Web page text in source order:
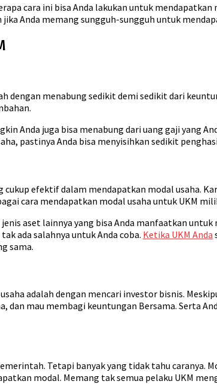
cara ini bisa Anda lakukan untuk
Anda memang sungguh-sungguh untuk
dengan menabung sedikit demi sedikit dari
Anda juga bisa menabung dari uang gaji yang
pastinya Anda bisa menyisihkan sedikit
efektif dalam mendapatkan modal usaha.
cara mendapatkan modal usaha untuk UKM
aset lainnya yang bisa Anda manfaatkan
ada salahnya untuk Anda coba. Ketika UKM Anda
sama.
adalah dengan mencari investor bisnis.
dan mau membagi keuntungan Bersama. Serta
Tetapi banyak yang tidak tahu caranya.
modal. Memang tak semua pelaku UKM